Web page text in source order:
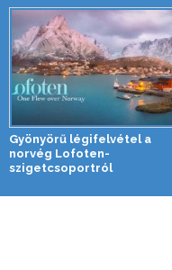
Gyönyörű légifelvétel a
norvég Lofoten-
szigetcsoportról